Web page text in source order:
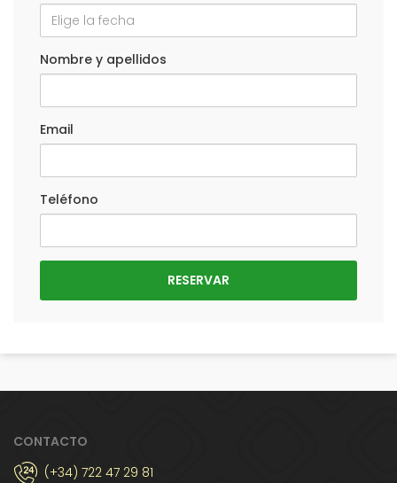
Nombre y apellidos
Email
Teléfono
CONTACTO
(+34) 722 47 29 81